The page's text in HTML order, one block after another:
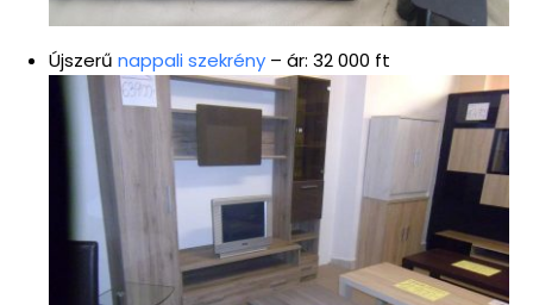
Újszerű nappali szekrény – ár: 32 000 ft